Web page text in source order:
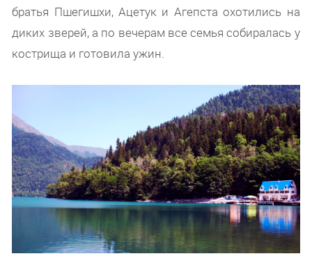
братья Пшегишхи, Ацетук и Агепста охотились на
диких зверей, а по вечерам все семья собиралась у
кострища и готовила ужин.